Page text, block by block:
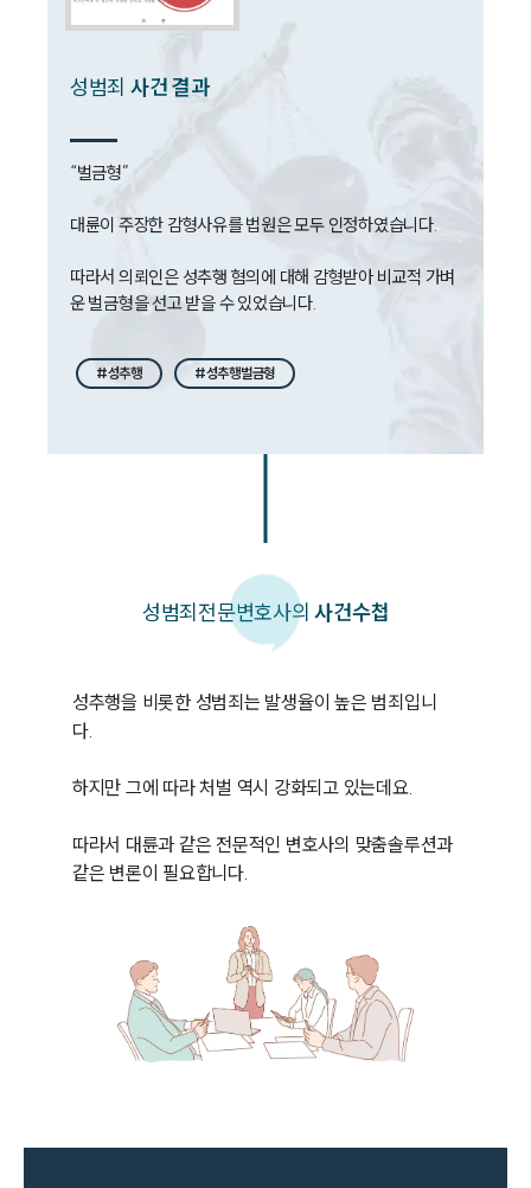
뉴스레터/브로슈어
세미나
성범죄 사건 결과
“벌금형”
대륜이 주장한 감형사유를 법원은 모두 인정하였습니다.
따라서 의뢰인은 성추행 혐의에 대해 감형받아 비교적 가벼
운 벌금형을 선고 받을 수 있었습니다.
#성추행 #성추행벌금형
성범죄전문변호사의사건수첩
성추행을 비롯한 성범죄는 발생율이 높은 범죄입니
다.
하지만 그에 따라 처벌 역시 강화되고 있는데요.
따라서 대륜과 같은 전문적인 변호사의 맞춤솔루션과
같은 변론이 필요합니다.